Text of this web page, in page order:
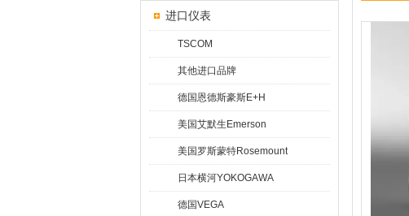
进口仪表
TSCOM
其他进口品牌
德国恩德斯豪斯E+H
美国艾默生Emerson
美国罗斯蒙特Rosemount
日本横河YOKOGAWA
德国VEGA